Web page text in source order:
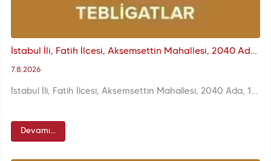
İstabul İli, Fatih İlçesi, Akşemsettin Mahallesi, 2040 Ada, 18 Parsel Kurul Kararı
7.8.2026
İstabul İli, Fatih İlçesi, Akşemsettin Mahallesi, 2040 Ada, 18 Parsel Kurul Kararı
Devamı...